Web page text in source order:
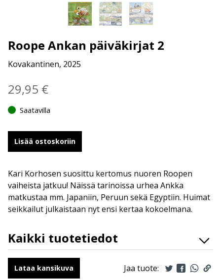
Roope Ankan päiväkirjat 2
Kovakantinen, 2025
29,95 €
Saatavilla
Lisää ostoskoriin
Kari Korhosen suosittu kertomus nuoren Roopen
vaiheista jatkuu! Näissä tarinoissa urhea Ankka
matkustaa mm. Japaniin, Peruun sekä Egyptiin. Huimat
seikkailut julkaistaan nyt ensi kertaa kokoelmana.
Kaikki tuotetiedot
ISBN
9789523348165
Kirjoittajat
Kari Korhonen
Lataa kansikuva Jaa tuote: